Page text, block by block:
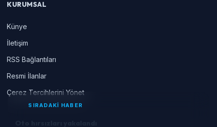
KURUMSAL
Künye
İletişim
RSS Bağlantıları
Resmi İlanlar
Çerez Tercihlerini Yönet
SIRADAKİ HABER